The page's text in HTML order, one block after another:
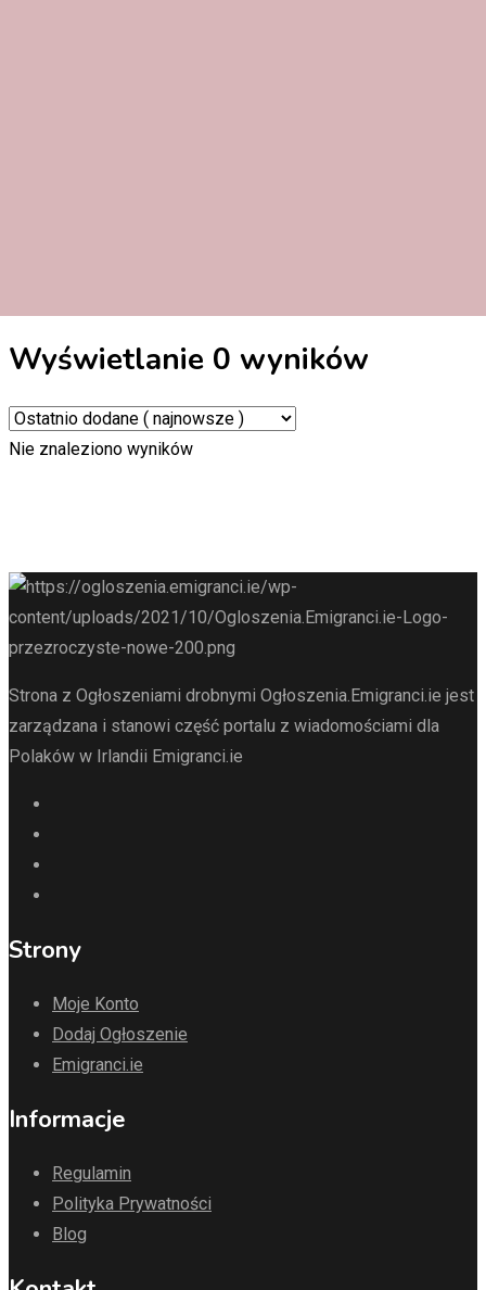
Wyświetlanie 0 wyników
Nie znaleziono wyników
Strona z Ogłoszeniami drobnymi Ogłoszenia.Emigranci.ie jest
zarządzana i stanowi część portalu z wiadomościami dla
Polaków w Irlandii Emigranci.ie
Strony
Moje Konto
Dodaj Ogłoszenie
Emigranci.ie
Informacje
Regulamin
Polityka Prywatności
Blog